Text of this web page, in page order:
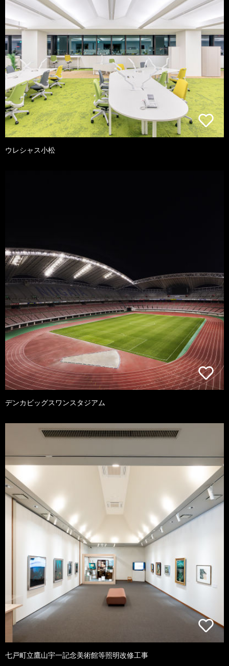
ウレシャス小松
デンカビッグスワンスタジアム
七戸町立鷹山宇一記念美術館等照明改修工事